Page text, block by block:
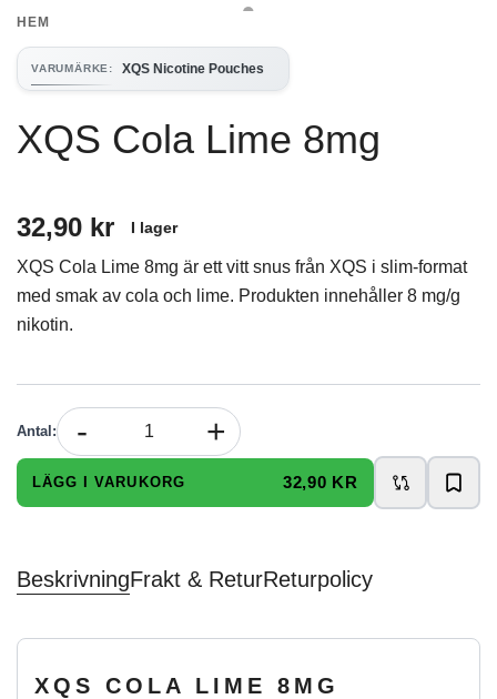
HEM
VARUMÄRKE : XQS Nicotine Pouches
XQS Cola Lime 8mg
32,90 kr I lager
XQS Cola Lime 8mg är ett vitt snus från XQS i slim-format
med smak av cola och lime. Produkten innehåller 8 mg/g
nikotin.
Antal : - +
LÄGG I VARUKORG 32,90 KR
BeskrivningFrakt & ReturReturpolicy
XQS COLA LIME 8MG